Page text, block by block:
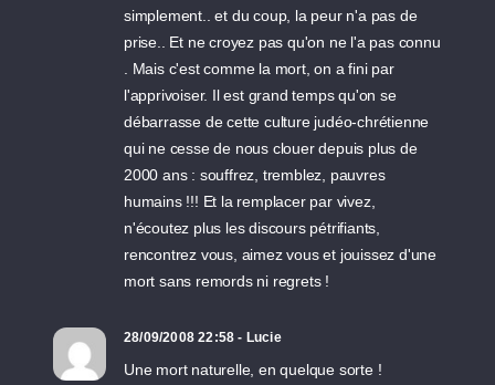
simplement.. et du coup, la peur n'a pas de
prise.. Et ne croyez pas qu'on ne l'a pas connu
. Mais c'est comme la mort, on a fini par
l'apprivoiser. Il est grand temps qu'on se
débarrasse de cette culture judéo-chrétienne
qui ne cesse de nous clouer depuis plus de
2000 ans : souffrez, tremblez, pauvres
humains !!! Et la remplacer par vivez,
n'écoutez plus les discours pétrifiants,
rencontrez vous, aimez vous et jouissez d'une
mort sans remords ni regrets !
28/09/2008 22:58 - Lucie
Une mort naturelle, en quelque sorte !